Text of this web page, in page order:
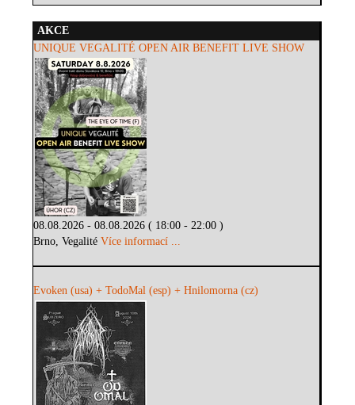
AKCE
UNIQUE VEGALITÉ OPEN AIR BENEFIT LIVE SHOW
08.08.2026 - 08.08.2026 ( 18:00 - 22:00 )
Brno, VegalitéVíce informací ...
Evoken (usa) + TodoMal (esp) + Hnilomorna (cz)